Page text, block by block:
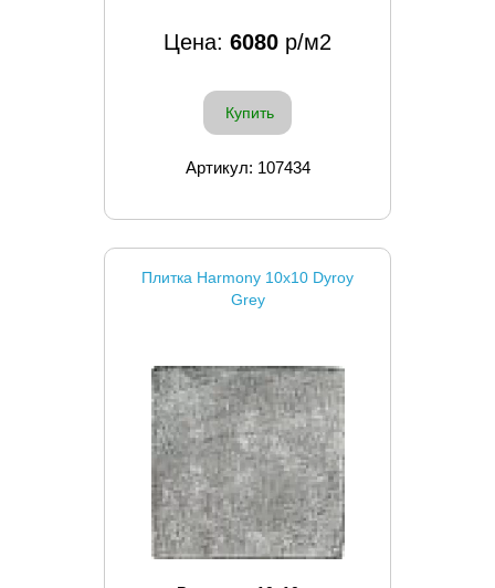
Цена: 6080 р/м2
Купить
Артикул: 107434
Плитка Harmony 10x10 Dyroy
Grey